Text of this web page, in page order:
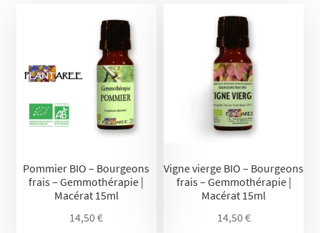
Pommier BIO – Bourgeons
frais – Gemmothérapie |
Macérat 15ml
14,50€
Vigne vierge BIO – Bourgeons
frais – Gemmothérapie |
Macérat 15ml
14,50€